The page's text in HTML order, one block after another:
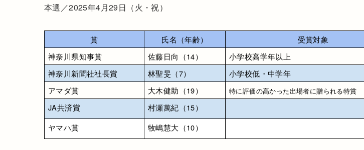
本選／2025年4月29日（火・祝）
賞 氏名（年齢） 受賞対象
神奈川県知事賞
佐藤日向（14） 小学校高学年以上
神奈川新聞社社長賞
林聖旻（7） 小学校低・中学年
アマダ賞
大木健助（19） 特に評価の高かった出場者に贈られる特賞
JA共済賞
村瀬萬紀（15）
ヤマハ賞
牧嶋慧大（10）